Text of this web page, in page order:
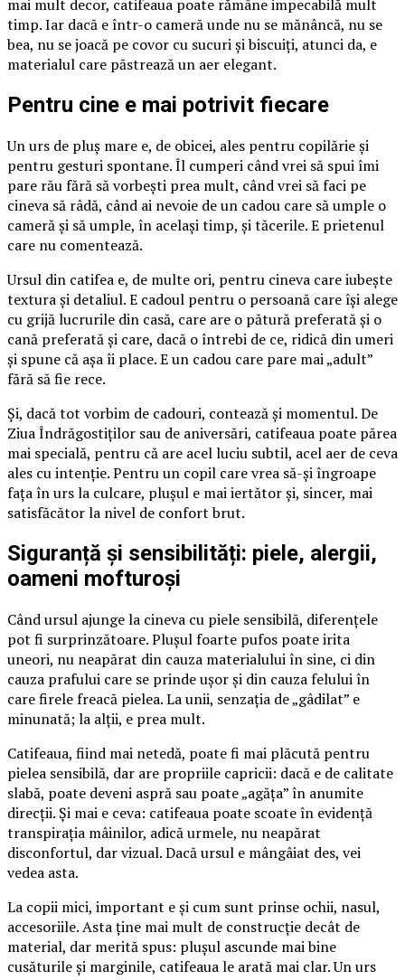
mai mult decor, catifeaua poate rămâne impecabilă mult
timp. Iar dacă e într-o cameră unde nu se mănâncă, nu se
bea, nu se joacă pe covor cu sucuri și biscuiți, atunci da, e
materialul care păstrează un aer elegant.
Pentru cine e mai potrivit fiecare
Un urs de pluș mare e, de obicei, ales pentru copilărie și
pentru gesturi spontane. Îl cumperi când vrei să spui îmi
pare rău fără să vorbești prea mult, când vrei să faci pe
cineva să râdă, când ai nevoie de un cadou care să umple o
cameră și să umple, în același timp, și tăcerile. E prietenul
care nu comentează.
Ursul din catifea e, de multe ori, pentru cineva care iubește
textura și detaliul. E cadoul pentru o persoană care își alege
cu grijă lucrurile din casă, care are o pătură preferată și o
cană preferată și care, dacă o întrebi de ce, ridică din umeri
și spune că așa îi place. E un cadou care pare mai „adult”
fără să fie rece.
Și, dacă tot vorbim de cadouri, contează și momentul. De
Ziua Îndrăgostiților sau de aniversări, catifeaua poate părea
mai specială, pentru că are acel luciu subtil, acel aer de ceva
ales cu intenție. Pentru un copil care vrea să-și îngroape
fața în urs la culcare, plușul e mai iertător și, sincer, mai
satisfăcător la nivel de confort brut.
Siguranță și sensibilități: piele, alergii,
oameni mofturoși
Când ursul ajunge la cineva cu piele sensibilă, diferențele
pot fi surprinzătoare. Plușul foarte pufos poate irita
uneori, nu neapărat din cauza materialului în sine, ci din
cauza prafului care se prinde ușor și din cauza felului în
care firele freacă pielea. La unii, senzația de „gâdilat” e
minunată; la alții, e prea mult.
Catifeaua, fiind mai netedă, poate fi mai plăcută pentru
pielea sensibilă, dar are propriile capricii: dacă e de calitate
slabă, poate deveni aspră sau poate „agăța” în anumite
direcții. Și mai e ceva: catifeaua poate scoate în evidență
transpirația mâinilor, adică urmele, nu neapărat
disconfortul, dar vizual. Dacă ursul e mângâiat des, vei
vedea asta.
La copii mici, important e și cum sunt prinse ochii, nasul,
accesoriile. Asta ține mai mult de construcție decât de
material, dar merită spus: plușul ascunde mai bine
cusăturile și marginile, catifeaua le arată mai clar. Un urs